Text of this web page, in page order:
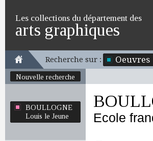
Les collections du département des
arts graphiques
Recherche sur : Oeuvres
Nouvelle recherche
BOULLOGNE
Louis le Jeune
Ecole